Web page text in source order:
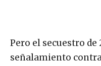
Pero el secuestro de
señalamiento